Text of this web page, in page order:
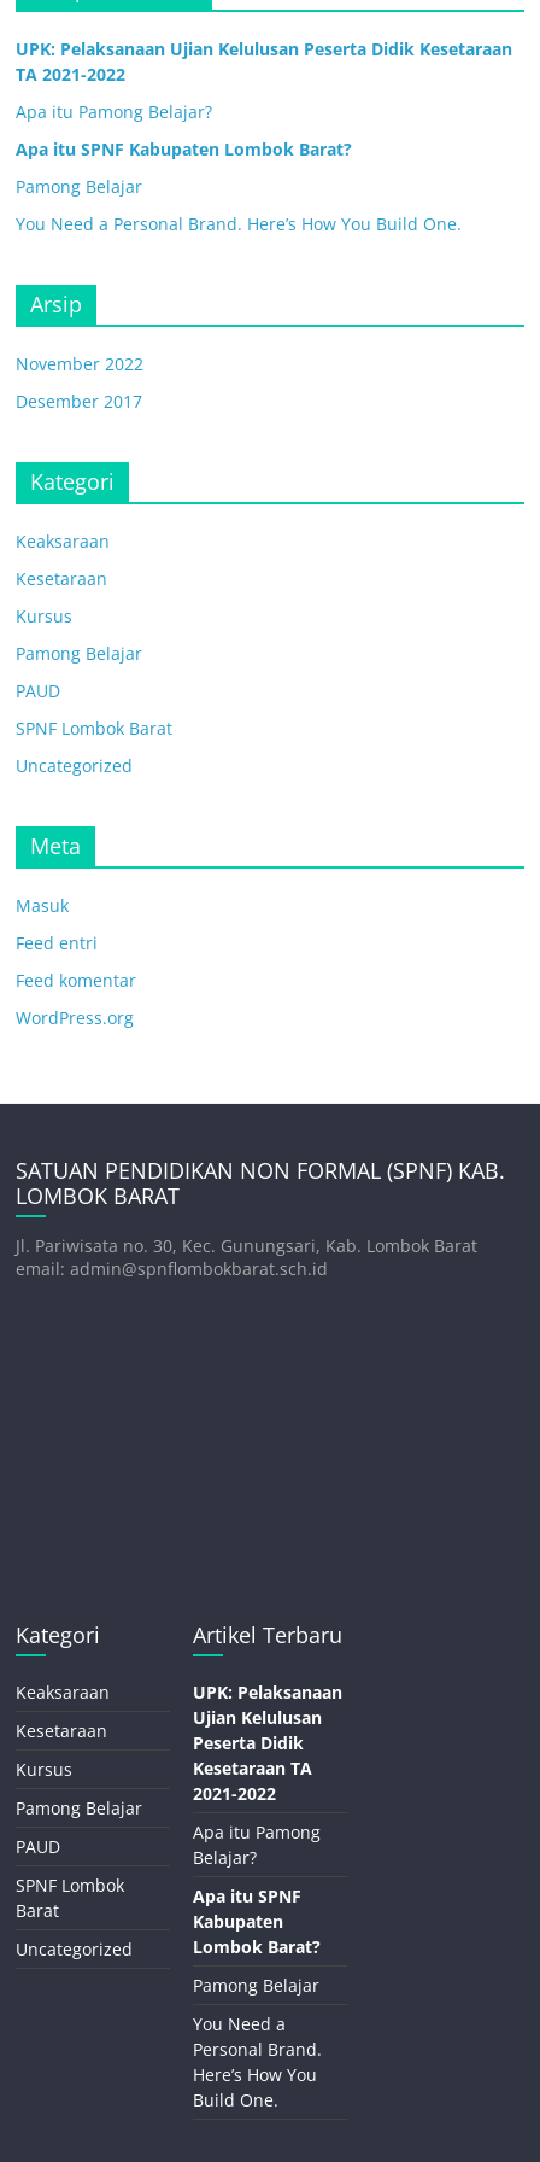
UPK: Pelaksanaan Ujian Kelulusan Peserta Didik Kesetaraan
TA 2021-2022
Apa itu Pamong Belajar?
Apa itu SPNF Kabupaten Lombok Barat?
Pamong Belajar
You Need a Personal Brand. Here’s How You Build One.
Arsip
November 2022
Desember 2017
Kategori
Keaksaraan
Kesetaraan
Kursus
Pamong Belajar
PAUD
SPNF Lombok Barat
Uncategorized
Meta
Masuk
Feed entri
Feed komentar
WordPress.org
SATUAN PENDIDIKAN NON FORMAL (SPNF) KAB.
LOMBOK BARAT
Jl. Pariwisata no. 30, Kec. Gunungsari, Kab. Lombok Barat
email: admin@spnflombokbarat.sch.id
Kategori
Keaksaraan
Kesetaraan
Kursus
Pamong Belajar
PAUD
SPNF Lombok
Barat
Uncategorized
Artikel Terbaru
UPK: Pelaksanaan
Ujian Kelulusan
Peserta Didik
Kesetaraan TA
2021-2022
Apa itu Pamong
Belajar?
Apa itu SPNF
Kabupaten
Lombok Barat?
Pamong Belajar
You Need a
Personal Brand.
Here’s How You
Build One.